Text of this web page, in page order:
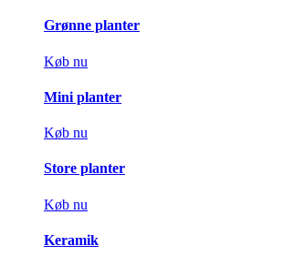
Grønne planter
Køb nu
Mini planter
Køb nu
Store planter
Køb nu
Keramik